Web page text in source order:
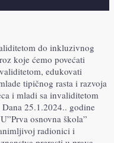
do inkluzivnog
koje ćemo povećati
edukovati
tipičnog rasta i razvoja
i mladi sa invaliditetom
25.1.2024.. godine
osnovna škola”
radionici i